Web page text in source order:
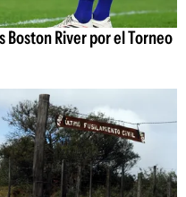
Boston River por el Torneo